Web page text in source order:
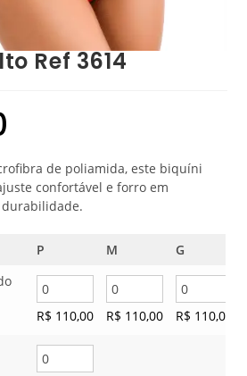
Ref 3614
de poliamida, este biquíni
confortável e forro em
P M
G
R$ 110,00 R$ 110,00 R$ 110,00